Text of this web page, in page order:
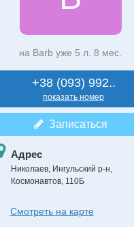
на Barb уже 5 л. 8 мес.
+38 (093) 992..
показать номер
Записаться
Адрес
Николаев, Ингульский р-н,
Космонавтов, 110Б
Смотреть на карте